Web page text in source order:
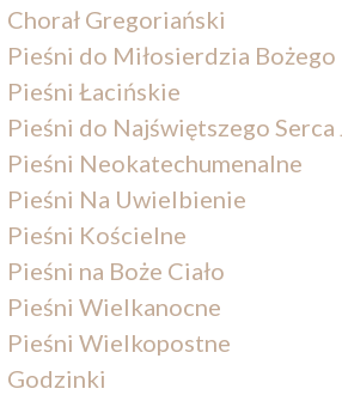
Chorał Gregoriański
Pieśni do Miłosierdzia Bożego
Pieśni Łacińskie
Pieśni do Najświętszego Serca
Pieśni Neokatechumenalne
Pieśni Na Uwielbienie
Pieśni Kościelne
Pieśni na Boże Ciało
Pieśni Wielkanocne
Pieśni Wielkopostne
Godzinki